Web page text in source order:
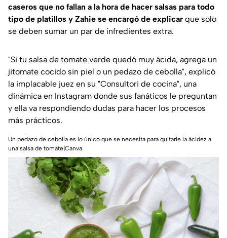
caseros que no fallan a la hora de hacer salsas para todo
tipo de platillos y Zahie se encargó de explicar que solo
se deben sumar un par de infredientes extra.
"Si tu salsa de tomate verde quedó muy ácida, agrega un
jitomate cocido sin piel o un pedazo de cebolla", explicó
la implacable juez en su "Consultori de cocina", una
dinámica en Instagram donde sus fanáticos le preguntan
y ella va respondiendo dudas para hacer los procesos
más prácticos.
Un pedazo de cebolla es lo único que se necesita para quitarle la ácidez a
una salsa de tomate|Canva